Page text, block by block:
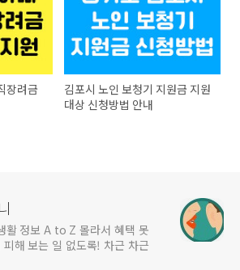
장려금
김포시 노인 보청기 지원금 지원
대상 신청방법 안내
활 정보 A to Z 몰라서 혜택 못
해 보는 일 없도록! 차근 차근